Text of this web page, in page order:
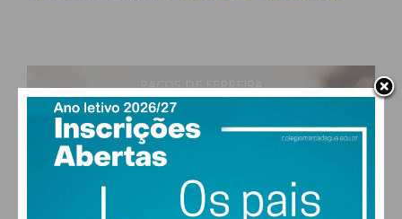
PAÇOS DE FERREIRA
28°
clear sky
50% humidade